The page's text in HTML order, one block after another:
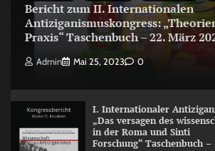
Bericht zum II. Internationalen
Antiziganismuskongress:
Praxis“ Taschenbuch – 22. März
Admin Mai 25, 2023 0
I. Internationaler
„Das versagen des
in der Roma und Sinti
Forschung“ Taschenbuch –